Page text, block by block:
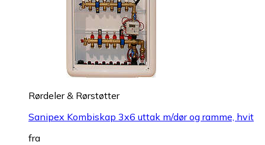
Rørdeler & Rørstøtter
Sanipex Kombiskap 3x6 uttak m/dør og ramme, hvit
fra